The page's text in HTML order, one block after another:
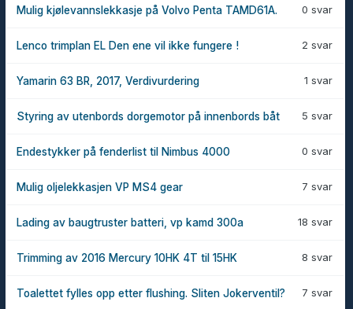
0 svar
Mulig kjølevannslekkasje på Volvo Penta TAMD61A.
2 svar
Lenco trimplan EL Den ene vil ikke fungere !
1 svar
Yamarin 63 BR, 2017, Verdivurdering
5 svar
Styring av utenbords dorgemotor på innenbords båt
0 svar
Endestykker på fenderlist til Nimbus 4000
7 svar
Mulig oljelekkasjen VP MS4 gear
18 svar
Lading av baugtruster batteri, vp kamd 300a
8 svar
Trimming av 2016 Mercury 10HK 4T til 15HK
7 svar
Toalettet fylles opp etter flushing. Sliten Jokerventil?